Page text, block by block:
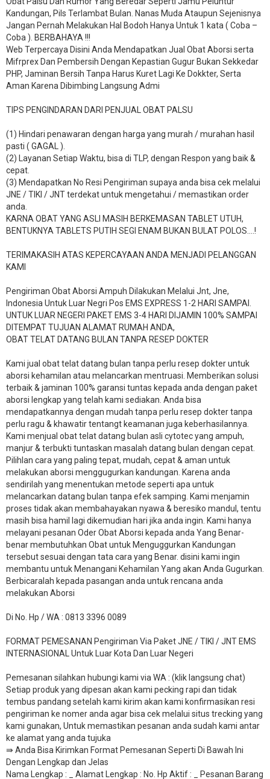
Kandungan, Pils Terlambat Bulan. Nanas Muda Ataupun Sejenisnya
Jangan Pernah Melakukan Hal Bodoh Hanya Untuk 1 kata ( Coba –
Coba ). BERBAHAYA !!!
Web Terpercaya Disini Anda Mendapatkan Jual Obat Aborsi serta
Mifrprex Dan Pembersih Dengan Kepastian Gugur Bukan Sekkedar
PHP, Jaminan Bersih Tanpa Harus Kuret Lagi Ke Dokkter, Serta
Aman Karena Dibimbing Langsung Admi
TIPS PENGINDARAN DARI PENJUAL OBAT PALSU
(1) Hindari penawaran dengan harga yang murah / murahan hasil
pasti ( GAGAL ).
(2) Layanan Setiap Waktu, bisa di TLP, dengan Respon yang baik &
cepat.
(3) Mendapatkan No Resi Pengiriman supaya anda bisa cek melalui
JNE / TIKI / JNT terdekat untuk mengetahui / memastikan order
anda.
KARNA OBAT YANG ASLI MASIH BERKEMASAN TABLET UTUH,
BENTUKNYA TABLETS PUTIH SEGI ENAM BUKAN BULAT POLOS….!
TERIMAKASIH ATAS KEPERCAYAAN ANDA MENJADI PELANGGAN
KAMI
Pengiriman Obat Aborsi Ampuh Dilakukan Melalui Jnt, Jne,
Indonesia Untuk Luar Negri Pos EMS EXPRESS 1-2 HARI SAMPAI.
UNTUK LUAR NEGERI PAKET EMS 3-4 HARI DIJAMIN 100% SAMPAI
DITEMPAT TUJUAN ALAMAT RUMAH ANDA,
OBAT TELAT DATANG BULAN TANPA RESEP DOKTER
Kami jual obat telat datang bulan tanpa perlu resep dokter untuk
aborsi kehamilan atau melancarkan mentruasi. Memberikan solusi
terbaik & jaminan 100% garansi tuntas kepada anda dengan paket
aborsi lengkap yang telah kami sediakan. Anda bisa
mendapatkannya dengan mudah tanpa perlu resep dokter tanpa
perlu ragu & khawatir tentangt keamanan juga keberhasilannya.
Kami menjual obat telat datang bulan asli cytotec yang ampuh,
manjur & terbukti tuntaskan masalah datang bulan dengan cepat.
Pilihlan cara yang paling tepat, mudah, cepat & aman untuk
melakukan aborsi menggugurkan kandungan. Karena anda
sendirilah yang menentukan metode seperti apa untuk
melancarkan datang bulan tanpa efek samping. Kami menjamin
proses tidak akan membahayakan nyawa & beresiko mandul, tentu
masih bisa hamil lagi dikemudian hari jika anda ingin. Kami hanya
melayani pesanan Oder Obat Aborsi kepada anda Yang Benar-
benar membutuhkan Obat untuk Menguggurkan Kandungan
tersebut sesuai dengan tata cara yang Benar. disini kami ingin
membantu untuk Menangani Kehamilan Yang akan Anda Gugurkan.
Berbicaralah kepada pasangan anda untuk rencana anda
melakukan Aborsi
Di No. Hp / WA : 0813 3396 0089
FORMAT PEMESANAN Pengiriman Via Paket JNE / TIKI / JNT EMS
INTERNASIONAL Untuk Luar Kota Dan Luar Negeri
Pemesanan silahkan hubungi kami via WA : (klik langsung chat)
Setiap produk yang dipesan akan kami pecking rapi dan tidak
tembus pandang setelah kami kirim akan kami konfirmasikan resi
pengiriman ke nomer anda agar bisa cek melalui situs trecking yang
kami gunakan, Untuk memastikan pesanan anda sudah kami antar
ke alamat yang anda tujuka
⇛ Anda Bisa Kirimkan Format Pemesanan Seperti Di Bawah Ini
Dengan Lengkap dan Jelas
Nama Lengkap : _ Alamat Lengkap : No. Hp Aktif : _ Pesanan Barang